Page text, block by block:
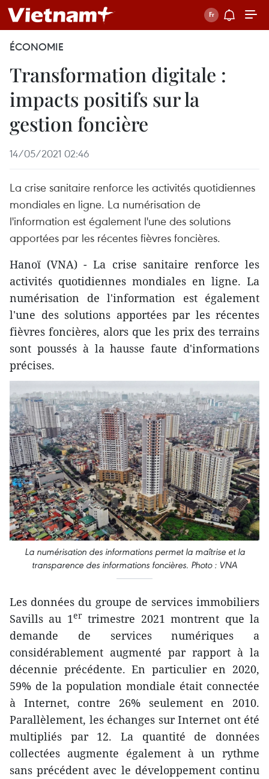
ÉCONOMIE
Transformation digitale :
impacts positifs sur la
gestion foncière
14/05/2021 02:46
La crise sanitaire renforce les activités quotidiennes
mondiales en ligne. La numérisation de
l'information est également l'une des solutions
apportées par les récentes fièvres foncières.
Hanoï (VNA) - La crise sanitaire renforce les
activités quotidiennes mondiales en ligne. La
numérisation de l'information est également
l'une des solutions apportées par les récentes
fièvres foncières, alors que les prix des terrains
sont poussés à la hausse faute d'informations
précises.
La numérisation des informations permet la maîtrise et la
transparence des informations foncières. Photo : VNA
Les données du groupe de services immobiliers
Savills au 1ertrimestre 2021 montrent que la
demande de services numériques a
considérablement augmenté par rapport à la
décennie précédente. En particulier en 2020,
59% de la population mondiale était connectée
à Internet, contre 26% seulement en 2010.
Parallèlement, les échanges sur Internet ont été
multipliés par 12. La quantité de données
collectées augmente également à un rythme
sans précédent avec le développement continu